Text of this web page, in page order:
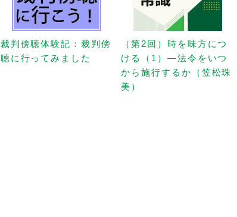
裁判傍聴体験記：裁判傍
聴に行ってみました
（第2回）時を味方につ
ける（1）—法令をいつ
から施行するか（笠松珠
美）